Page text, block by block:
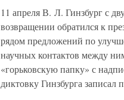
11 апреля В. Л. Гинзбург с
возвращении обратился к
рядом предложений по
научных контактов между
«горьковскую папку» с
диктовку Гинзбурга